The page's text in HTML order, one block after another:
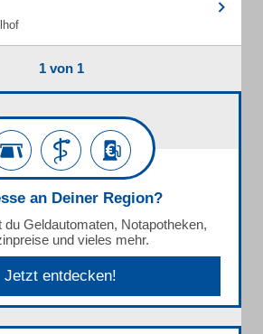
1 von 1
an Deiner Region?
du Geldautomaten, Notapotheken,
und vieles mehr.
Jetzt entdecken!